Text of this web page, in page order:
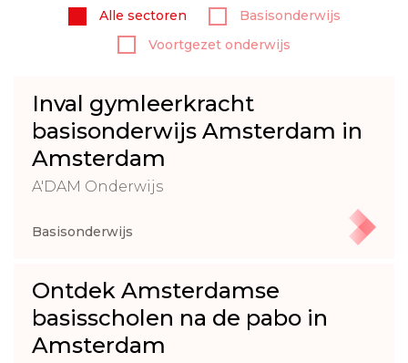
Alle sectoren
Basisonderwijs
Voortgezet onderwijs
Inval gymleerkracht
basisonderwijs Amsterdam in
Amsterdam
A'DAM Onderwijs
Basisonderwijs
Ontdek Amsterdamse
basisscholen na de pabo in
Amsterdam